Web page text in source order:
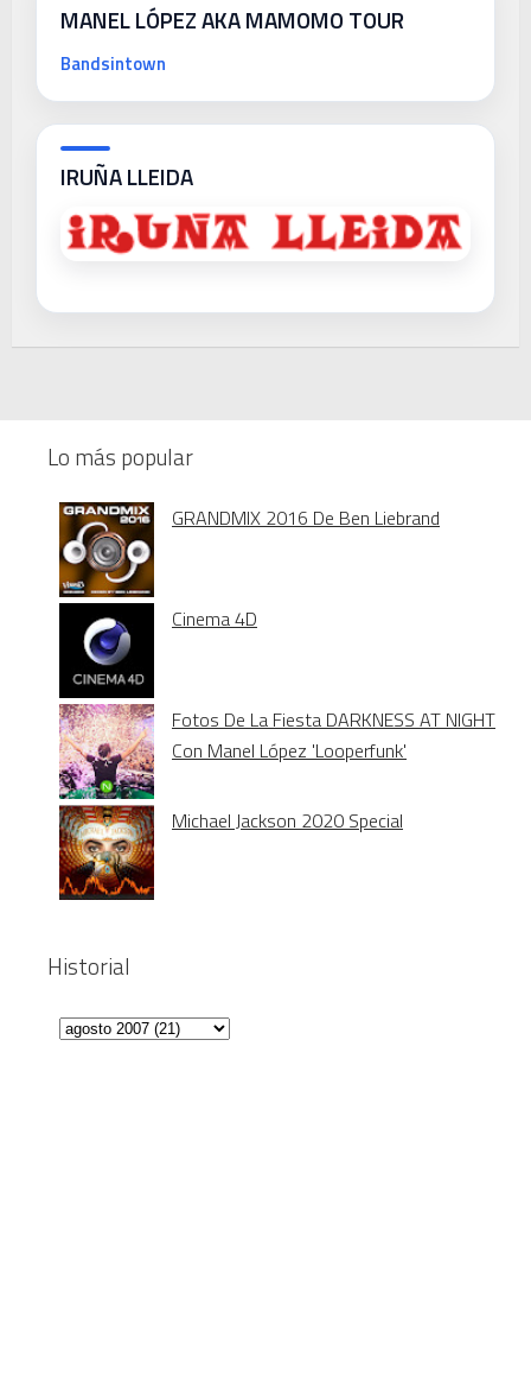
MANEL LÓPEZ AKA MAMOMO TOUR
Bandsintown
IRUÑA LLEIDA
Lo más popular
GRANDMIX 2016 De Ben Liebrand
Cinema 4D
Fotos De La Fiesta DARKNESS AT NIGHT
Con Manel López 'Looperfunk'
Michael Jackson 2020 Special
Historial